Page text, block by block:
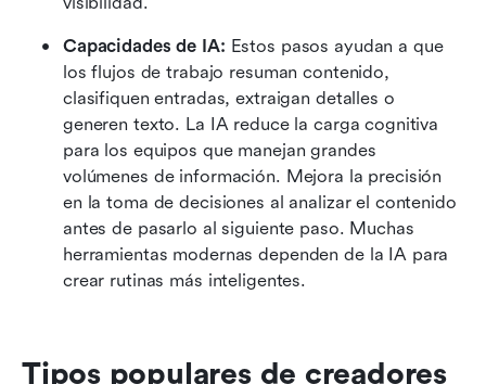
Capacidades de IA: Estos pasos ayudan a que
los flujos de trabajo resuman contenido,
clasifiquen entradas, extraigan detalles o
generen texto. La IA reduce la carga cognitiva
para los equipos que manejan grandes
volúmenes de información. Mejora la precisión
en la toma de decisiones al analizar el contenido
antes de pasarlo al siguiente paso. Muchas
herramientas modernas dependen de la IA para
crear rutinas más inteligentes.
Tipos populares de creadores